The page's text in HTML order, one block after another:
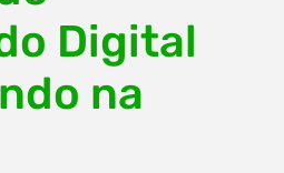
Digital
na